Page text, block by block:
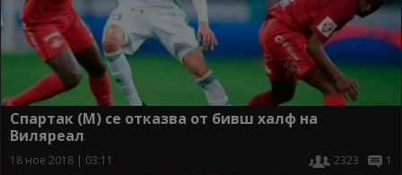
Спартак (М) се отказва от бивш халф на
Виляреал
18 ное 2018 | 03:11 2323 1